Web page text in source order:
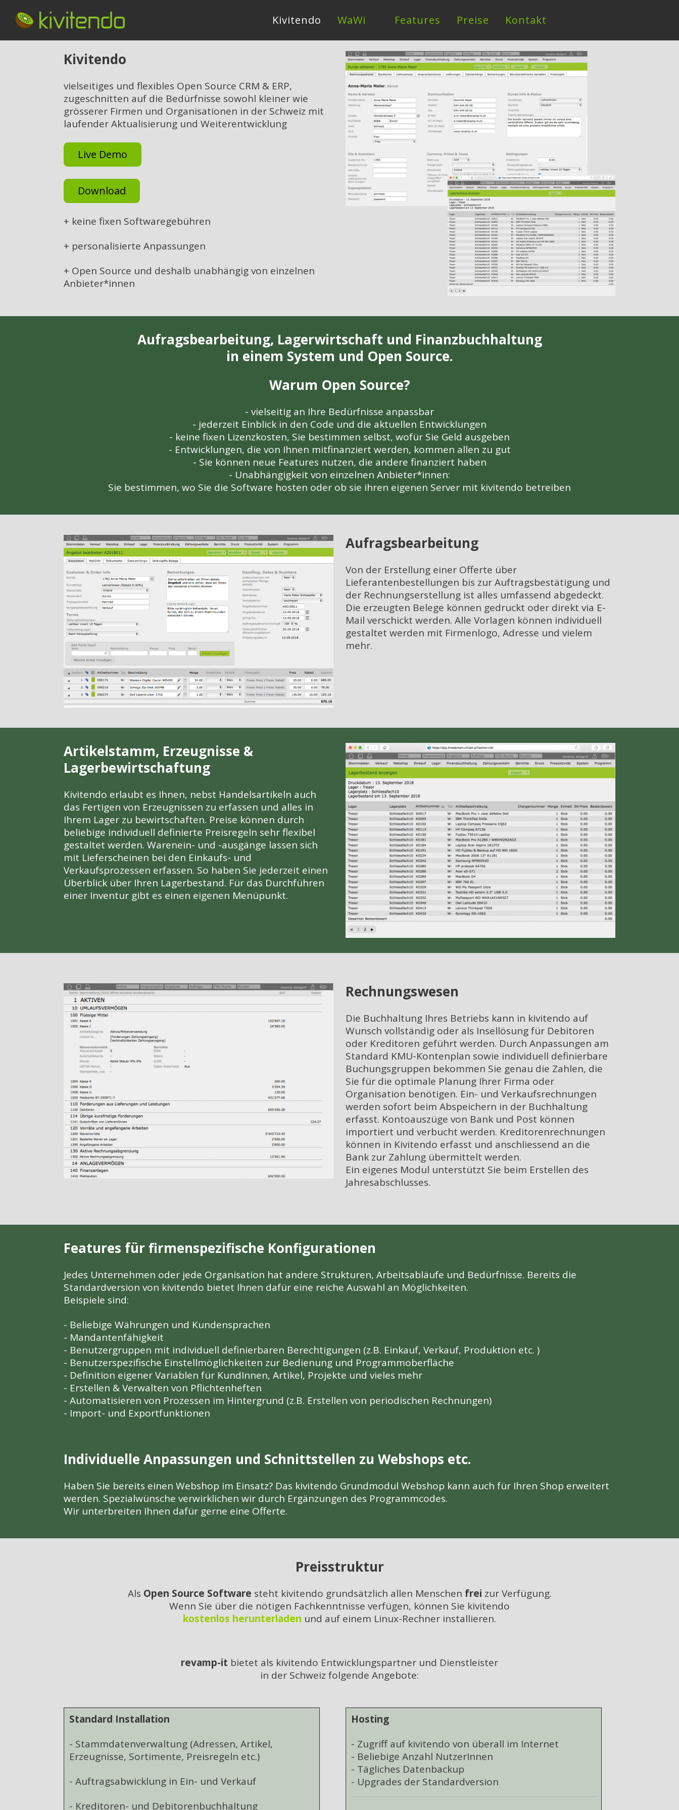
Kivitendo WaWi Features Preise Kontakt
Kivitendo
vielseitiges und flexibles Open Source CRM & ERP,
zugeschnitten auf die Bedürfnisse sowohl kleiner wie
grösserer Firmen und Organisationen in der Schweiz mit
laufender Aktualisierung und Weiterentwicklung
Live Demo
Download
+ keine fixen Softwaregebühren
+ personalisierte Anpassungen
+ Open Source und deshalb unabhängig von einzelnen
Anbieter*innen
Aufragsbearbeitung, Lagerwirtschaft und Finanzbuchhaltung
in einem System und Open Source.
Warum Open Source?
- vielseitig an Ihre Bedürfnisse anpassbar
- jederzeit Einblick in den Code und die aktuellen Entwicklungen
- keine fixen Lizenzkosten, Sie bestimmen selbst, wofür Sie Geld ausgeben
- Entwicklungen, die von Ihnen mitfinanziert werden, kommen allen zu gut
- Sie können neue Features nutzen, die andere finanziert haben
- Unabhängigkeit von einzelnen Anbieter*innen:
Sie bestimmen, wo Sie die Software hosten oder ob sie ihren eigenen Server mit kivitendo betreiben
Aufragsbearbeitung
Von der Erstellung einer Offerte über
Lieferantenbestellungen bis zur Auftragsbestätigung und
der Rechnungserstellung ist alles umfassend abgedeckt.
Die erzeugten Belege können gedruckt oder direkt via E-
Mail verschickt werden. Alle Vorlagen können individuell
gestaltet werden mit Firmenlogo, Adresse und vielem
mehr.
Artikelstamm, Erzeugnisse &
Lagerbewirtschaftung
Kivitendo erlaubt es Ihnen, nebst Handelsartikeln auch
das Fertigen von Erzeugnissen zu erfassen und alles in
Ihrem Lager zu bewirtschaften. Preise können durch
beliebige individuell definierte Preisregeln sehr flexibel
gestaltet werden. Warenein- und -ausgänge lassen sich
mit Lieferscheinen bei den Einkaufs- und
Verkaufsprozessen erfassen. So haben Sie jederzeit einen
Überblick über Ihren Lagerbestand. Für das Durchführen
einer Inventur gibt es einen eigenen Menüpunkt.
Rechnungswesen
Die Buchhaltung Ihres Betriebs kann in kivitendo auf
Wunsch vollständig oder als Insellösung für Debitoren
oder Kreditoren geführt werden. Durch Anpassungen am
Standard KMU-Kontenplan sowie individuell definierbare
Buchungsgruppen bekommen Sie genau die Zahlen, die
Sie für die optimale Planung Ihrer Firma oder
Organisation benötigen. Ein- und Verkaufsrechnungen
werden sofort beim Abspeichern in der Buchhaltung
erfasst. Kontoauszüge von Bank und Post können
importiert und verbucht werden. Kreditorenrechnungen
können in Kivitendo erfasst und anschliessend an die
Bank zur Zahlung übermittelt werden.
Ein eigenes Modul unterstützt Sie beim Erstellen des
Jahresabschlusses.
Features für firmenspezifische Konfigurationen
Jedes Unternehmen oder jede Organisation hat andere Strukturen, Arbeitsabläufe und Bedürfnisse. Bereits die
Standardversion von kivitendo bietet Ihnen dafür eine reiche Auswahl an Möglichkeiten.
Beispiele sind:
- Beliebige Währungen und Kundensprachen
- Mandantenfähigkeit
- Benutzergruppen mit individuell definierbaren Berechtigungen (z.B. Einkauf, Verkauf, Produktion etc. )
- Benutzerspezifische Einstellmöglichkeiten zur Bedienung und Programmoberfläche
- Definition eigener Variablen für KundInnen, Artikel, Projekte und vieles mehr
- Erstellen & Verwalten von Pflichtenheften
- Automatisieren von Prozessen im Hintergrund (z.B. Erstellen von periodischen Rechnungen)
- Import- und Exportfunktionen
Individuelle Anpassungen und Schnittstellen zu Webshops etc.
Haben Sie bereits einen Webshop im Einsatz? Das kivitendo Grundmodul Webshop kann auch für Ihren Shop erweitert
werden. Spezialwünsche verwirklichen wir durch Ergänzungen des Programmcodes.
Wir unterbreiten Ihnen dafür gerne eine Offerte.
Preisstruktur
Als Open Source Software steht kivitendo grundsätzlich allen Menschen frei zur Verfügung.
Wenn Sie über die nötigen Fachkenntnisse verfügen, können Sie kivitendo
kostenlos herunterladen und auf einem Linux-Rechner installieren.
revamp-it bietet als kivitendo Entwicklungspartner und Dienstleister
in der Schweiz folgende Angebote:
Standard Installation
- Stammdatenverwaltung (Adressen, Artikel,
Erzeugnisse, Sortimente, Preisregeln etc.)
- Auftragsabwicklung in Ein- und Verkauf
- Kreditoren- und Debitorenbuchhaltung
Hosting
- Zugriff auf kivitendo von überall im Internet
- Beliebige Anzahl NutzerInnen
- Tägliches Datenbackup
- Upgrades der Standardversion